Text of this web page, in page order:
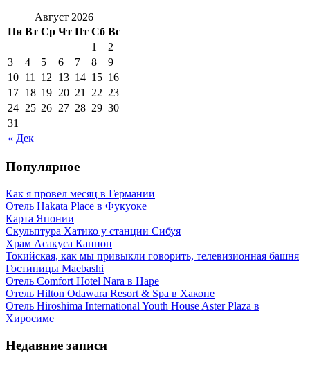
Август 2026
Пн Вт Ср Чт Пт Сб Вс
« Дек
1
2
3
4 5 6 7 8
9
10 11 12 13 14 15 16
17 18 19 20 21 22 23
24 25 26 27 28 29 30
31
Популярное
Как я провел месяц в Германии
Отель Hakata Place в Фукуоке
Карта Японии
Скульптура Хатико у станции Сибуя
Храм Асакуса Каннон
Токийская, как мы привыкли говорить, телевизионная башня
Гостиницы Maebashi
Отель Comfort Hotel Nara в Наре
Отель Hilton Odawara Resort & Spa в Хаконе
Отель Hiroshima International Youth House Aster Plaza в
Хиросиме
Недавние записи